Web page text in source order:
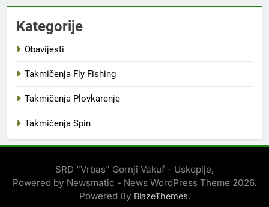
Kategorije
Obavijesti
Takmičenja Fly Fishing
Takmičenja Plovkarenje
Takmičenja Spin
SRD "Vrbas" Gornji Vakuf - Uskoplje,
Powered by Newsmatic - News WordPress Theme 2026.
Powered By BlazeThemes.